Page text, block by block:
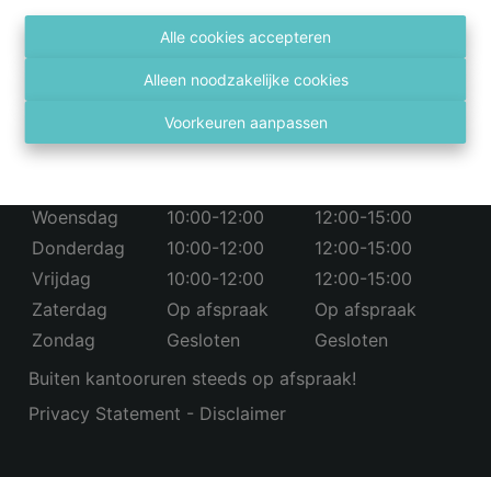
Alle cookies accepteren
Alleen noodzakelijke cookies
Voorkeuren aanpassen
info@vastgoed4you.be
Maandag 10:00-12:00
12:00-15:00
Woensdag
10:00-12:00
12:00-15:00
Donderdag
10:00-12:00
12:00-15:00
Vrijdag
10:00-12:00
12:00-15:00
Zaterdag
Op afspraak
Op afspraak
Zondag
Gesloten
Gesloten
Buiten kantooruren steeds op afspraak!
Privacy Statement - Disclaimer